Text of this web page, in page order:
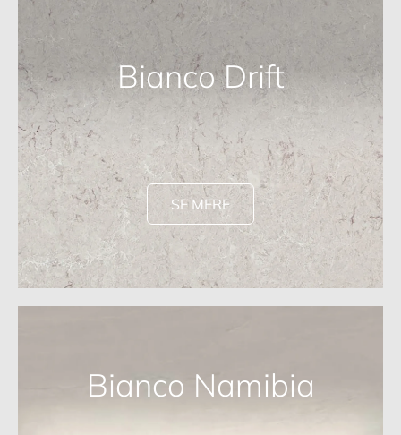
Bianco Drift
SE MERE
Bianco Namibia